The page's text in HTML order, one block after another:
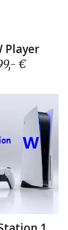
Player
€